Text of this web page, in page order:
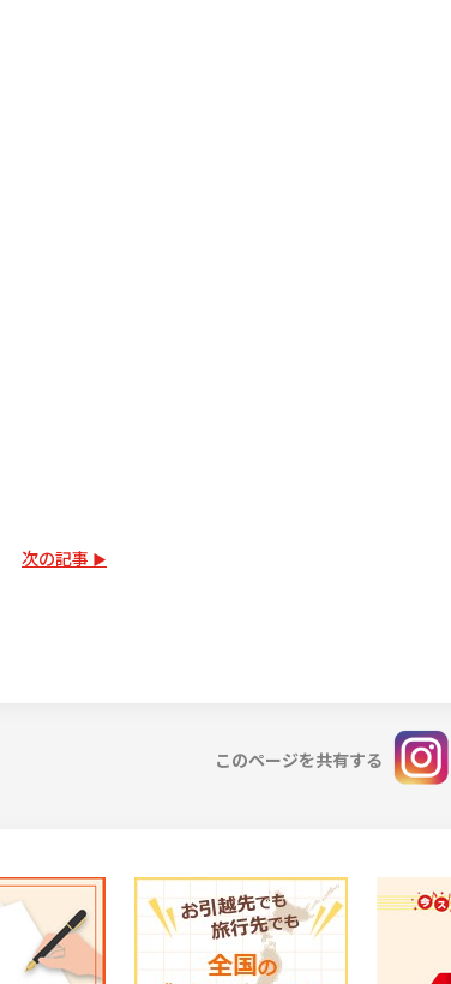
次の記事
このページを共有する